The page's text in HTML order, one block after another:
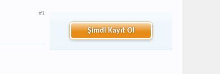
#1
Şimdi Kayıt Ol